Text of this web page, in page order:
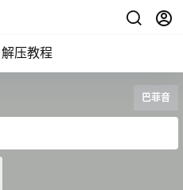
解压教程
巴菲音